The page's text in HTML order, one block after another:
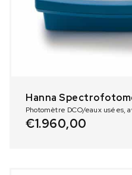
Hanna
Photomètre DCO/eaux usées,
€1.960,00